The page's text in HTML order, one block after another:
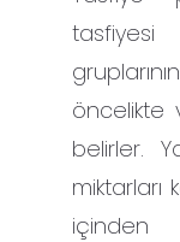
tasfiyesi
gruplarının
öncelikte
belirler.
miktarları
içinden